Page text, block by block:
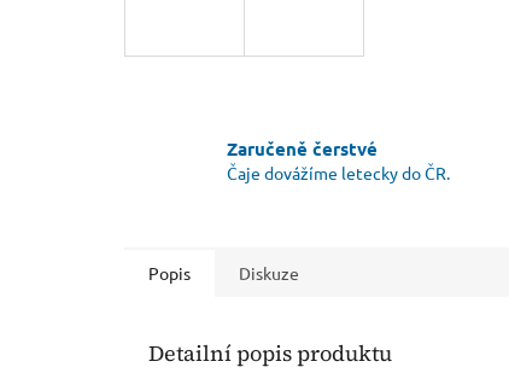
Zaručeně čerstvé
Čaje dovážíme letecky do ČR.
Popis Diskuze
Detailní popis produktu